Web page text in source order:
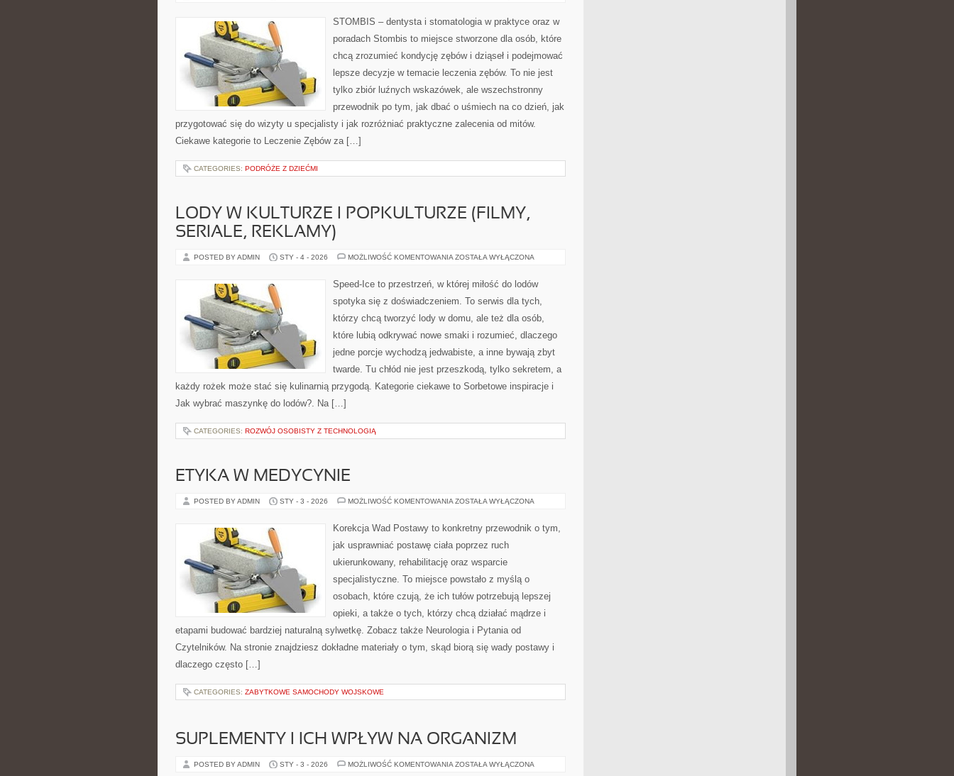
OSÓB
Z
STOMBIS – dentysta i stomatologia w praktyce oraz w
poradach Stombis to miejsce stworzone dla osób, które
chcą zrozumieć kondycję zębów i dziąseł i podejmować
lepsze decyzje w temacie leczenia zębów. To nie jest
tylko zbiór luźnych wskazówek, ale wszechstronny
przewodnik po tym, jak dbać o uśmiech na co dzień, jak
przygotować się do wizyty u specjalisty i jak rozróżniać praktyczne zalecenia od mitów.
Ciekawe kategorie to Leczenie Zębów za […]
CATEGORIES: PODRÓŻE Z DZIEĆMI
LODY W KULTURZE I POPKULTURZE (FILMY,
SERIALE, REKLAMY)
POSTED BY ADMIN STY - 4 - 2026 MOŻLIWOŚĆ KOMENTOWANIA LODY
POPKULTURZE
SERIALE,
ZOSTAŁA WYŁĄCZONA
Speed-Ice to przestrzeń, w której miłość do lodów
spotyka się z doświadczeniem. To serwis dla tych,
którzy chcą tworzyć lody w domu, ale też dla osób,
które lubią odkrywać nowe smaki i rozumieć, dlaczego
jedne porcje wychodzą jedwabiste, a inne bywają zbyt
twarde. Tu chłód nie jest przeszkodą, tylko sekretem, a
każdy rożek może stać się kulinarnią przygodą. Kategorie ciekawe to Sorbetowe inspiracje i
Jak wybrać maszynkę do lodów?. Na […]
CATEGORIES: ROZWÓJ OSOBISTY Z TECHNOLOGIĄ
ETYKA W MEDYCYNIE
POSTED BY ADMIN STY - 3 - 2026 MOŻLIWOŚĆ KOMENTOWANIA ETYKA
ZOSTAŁA WYŁĄCZONA
Korekcja Wad Postawy to konkretny przewodnik o tym,
jak usprawniać postawę ciała poprzez ruch
ukierunkowany, rehabilitację oraz wsparcie
specjalistyczne. To miejsce powstało z myślą o
osobach, które czują, że ich tułów potrzebują lepszej
opieki, a także o tych, którzy chcą działać mądrze i
etapami budować bardziej naturalną sylwetkę. Zobacz także Neurologia i Pytania od
Czytelników. Na stronie znajdziesz dokładne materiały o tym, skąd biorą się wady postawy i
dlaczego często […]
CATEGORIES: ZABYTKOWE SAMOCHODY WOJSKOWE
SUPLEMENTY I ICH WPŁYW NA ORGANIZM
POSTED BY ADMIN STY - 3 - 2026 MOŻLIWOŚĆ KOMENTOWANIA SUPLEMENTY
ZOSTAŁA WYŁĄCZONA